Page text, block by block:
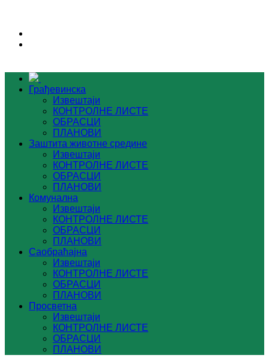
Грађевинска
Извештаји
КОНТРОЛНЕ ЛИСТЕ
ОБРАСЦИ
ПЛАНОВИ
Заштита животне средине
Извештаји
КОНТРОЛНЕ ЛИСТЕ
ОБРАСЦИ
ПЛАНОВИ
Комунална
Извештаји
КОНТРОЛНЕ ЛИСТЕ
ОБРАСЦИ
ПЛАНОВИ
Саобраћајна
Извештаји
КОНТРОЛНЕ ЛИСТЕ
ОБРАСЦИ
ПЛАНОВИ
Просветна
Извештаји
КОНТРОЛНЕ ЛИСТЕ
ОБРАСЦИ
ПЛАНОВИ